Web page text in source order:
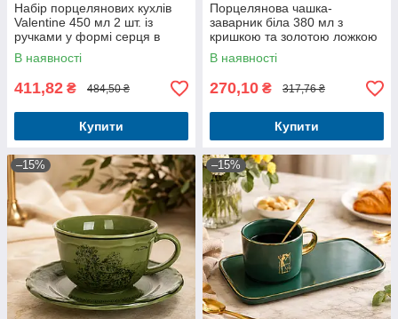
Набір порцелянових кухлів
Valentine 450 мл 2 шт. із
ручками у формі серця в
подарунковому пакованні
В наявності
411,82 ₴ 484,50 ₴
Купити
Порцелянова чашка-
заварник біла 380 мл з
кришкою та золотою ложкою
В наявності
270,10 ₴ 317,76 ₴
Купити
–15% –15%